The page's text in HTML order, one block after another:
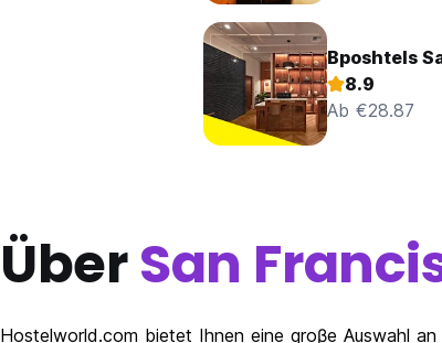
Bposhtels
8.9
Ab €28.87
ÜberSan
Hostelworld.com bietet Ihnen eine groβe Auswahl